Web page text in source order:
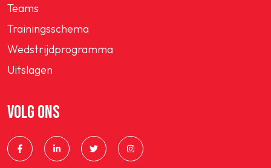
Teams
Trainingsschema
Wedstrijdprogramma
Uitslagen
VOLG ONS